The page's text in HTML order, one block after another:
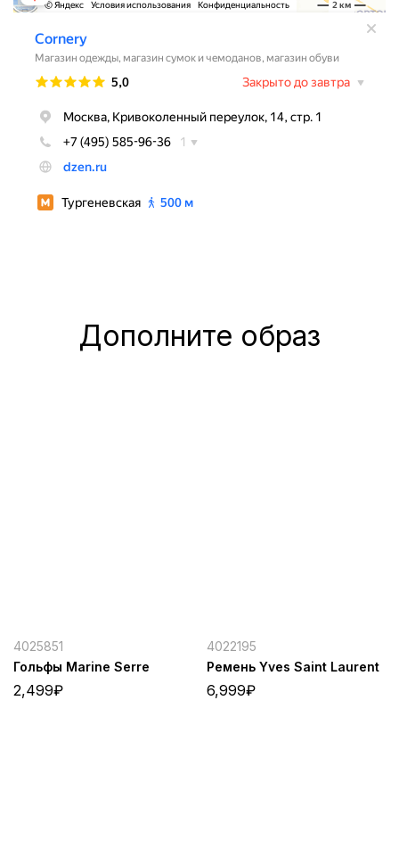
Дополните образ
4025851
Гольфы Marine Serre
2,499₽
4022195
Ремень Yves Saint Laurent
6,999₽